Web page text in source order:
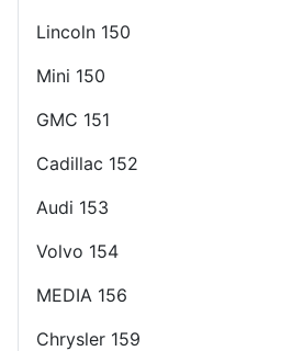
Lincoln 150
Mini 150
GMC 151
Cadillac 152
Audi 153
Volvo 154
MEDIA 156
Chrysler 159